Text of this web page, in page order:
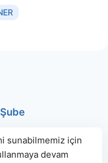
için kaynak olarak
faydalanılmış, harita
sunabilmemiz için
devam